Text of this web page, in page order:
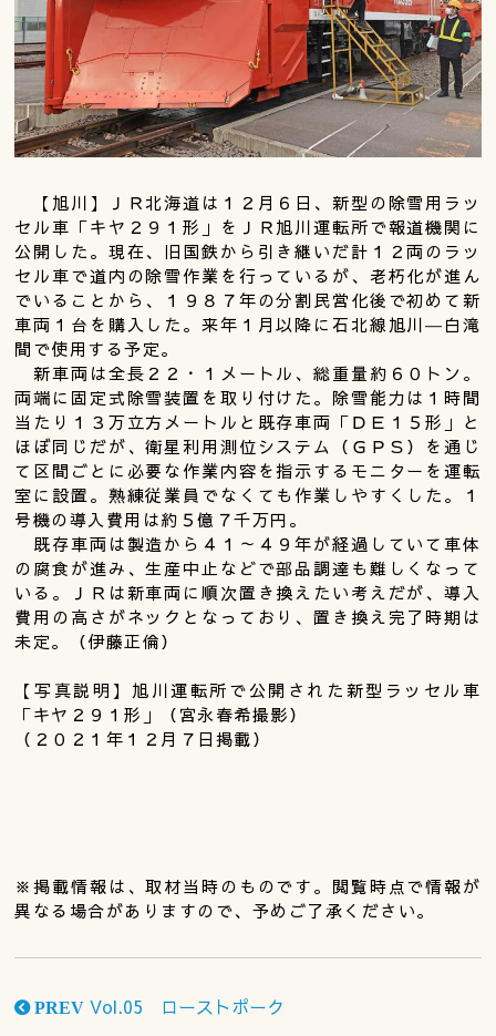
【旭川】ＪＲ北海道は１２月６日、新型の除雪用ラッ
セル車「キヤ２９１形」をＪＲ旭川運転所で報道機関に
公開した。現在、旧国鉄から引き継いだ計１２両のラッ
セル車で道内の除雪作業を行っているが、老朽化が進ん
でいることから、１９８７年の分割民営化後で初めて新
車両１台を購入した。来年１月以降に石北線旭川―白滝
間で使用する予定。
新車両は全長２２・１メートル、総重量約６０トン。
両端に固定式除雪装置を取り付けた。除雪能力は１時間
当たり１３万立方メートルと既存車両「ＤＥ１５形」と
ほぼ同じだが、衛星利用測位システム（ＧＰＳ）を通じ
て区間ごとに必要な作業内容を指示するモニターを運転
室に設置。熟練従業員でなくても作業しやすくした。１
号機の導入費用は約５億７千万円。
既存車両は製造から４１～４９年が経過していて車体
の腐食が進み、生産中止などで部品調達も難しくなって
いる。ＪＲは新車両に順次置き換えたい考えだが、導入
費用の高さがネックとなっており、置き換え完了時期は
未定。（伊藤正倫）
【写真説明】旭川運転所で公開された新型ラッセル車
「キヤ２９１形」（宮永春希撮影）
（２０２１年１２月７日掲載）
※掲載情報は、取材当時のものです。閲覧時点で情報が
異なる場合がありますので、予めご了承ください。
PREV Vol.05 ローストポーク